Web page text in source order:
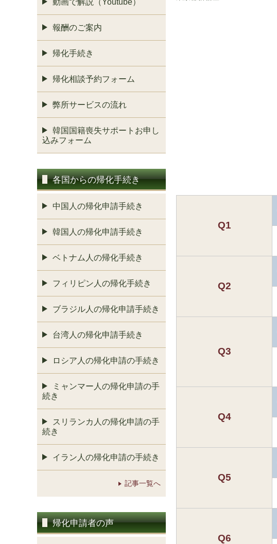
Q1
Q2
Q3
Q4
Q5
Q6
動画で解説（Youtube）
報酬のご案内
帰化手続き
帰化相談予約フォーム
弊所サービスの流れ
韓国国籍喪失サポートお申し
込みフォーム
各国からの帰化手続き
中国人の帰化申請手続き
韓国人の帰化申請手続き
ベトナム人の帰化手続き
フィリピン人の帰化手続き
ブラジル人の帰化申請手続き
台湾人の帰化申請手続き
ロシア人の帰化申請の手続き
ミャンマー人の帰化申請の手
続き
スリランカ人の帰化申請の手
続き
イラン人の帰化申請の手続き
記事一覧へ
帰化申請者の声